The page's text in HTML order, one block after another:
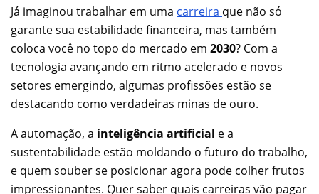
Já imaginou trabalhar em uma carreira que não só
garante sua estabilidade financeira, mas também
coloca você no topo do mercado em 2030? Com a
tecnologia avançando em ritmo acelerado e novos
setores emergindo, algumas profissões estão se
destacando como verdadeiras minas de ouro.
A automação, a inteligência artificial e a
sustentabilidade estão moldando o futuro do trabalho,
e quem souber se posicionar agora pode colher frutos
impressionantes. Quer saber quais carreiras vão pagar